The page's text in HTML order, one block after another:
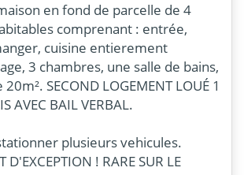
en fond de parcelle de 4
comprenant : entrée,
cuisine entierement
3 chambres, une salle de bains,
SECOND LOGEMENT LOUÉ 1
AVEC BAIL VERBAL.
plusieurs vehicules.
D'EXCEPTION ! RARE SUR LE